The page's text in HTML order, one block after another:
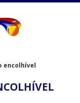
encolhível